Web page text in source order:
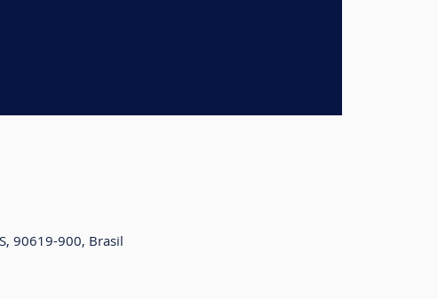
90619-900, Brasil